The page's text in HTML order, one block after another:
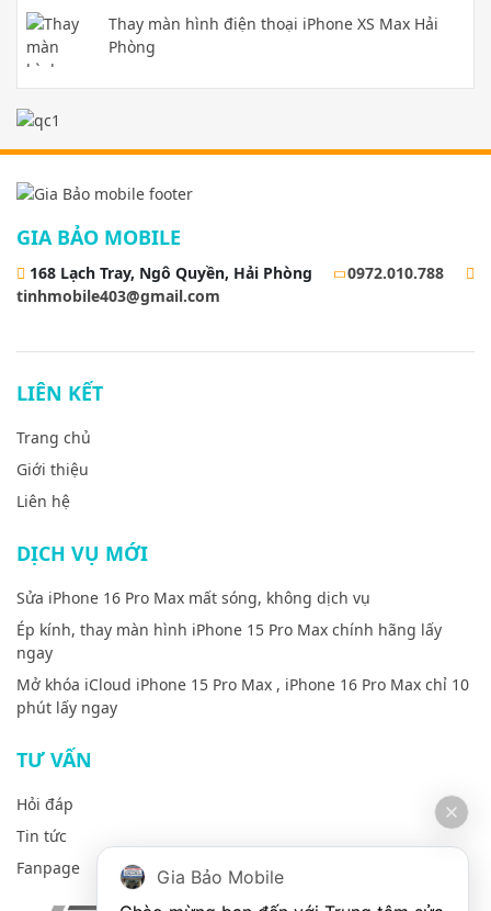
Thay màn hình điện thoại iPhone XS Max Hải
Phòng
GIA BẢO MOBILE
168 Lạch Tray, Ngô Quyền, Hải Phòng
0972.010.788
tinhmobile403@gmail.com
LIÊN KẾT
Trang chủ
Giới thiệu
Liên hệ
DỊCH VỤ MỚI
Sửa iPhone 16 Pro Max mất sóng, không dịch vụ
Ép kính, thay màn hình iPhone 15 Pro Max chính hãng lấy
ngay
Mở khóa iCloud iPhone 15 Pro Max , iPhone 16 Pro Max chỉ 10
phút lấy ngay
TƯ VẤN
Hỏi đáp
Tin tức
Fanpage
Gia Bảo Mobile